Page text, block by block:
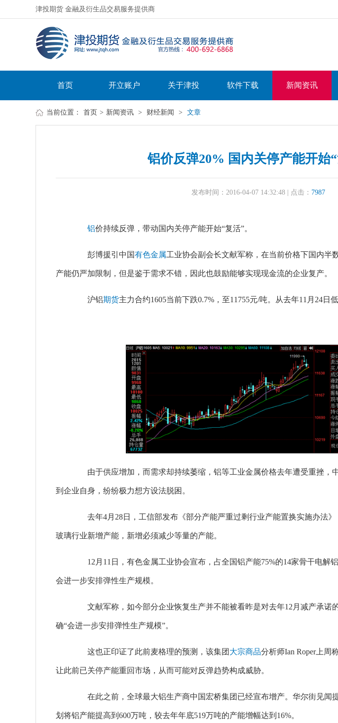
津投期货 金融及衍生品交易服务提供商
首页 开立账户 关于津投 软件下载 新闻资讯
当前位置： 首页 > 新闻资讯 > 财经新闻 > 文章
铝价反弹20% 国内关停产能开始
发布时间：2016-04-07 14:32:48 | 点击： 7987
铝价持续反弹，带动国内关停产能开始“复活”。
彭博援引中国有色金属工业协会副会长文献军称，在当前价格下国内半
产能仍严加限制，但是鉴于需求不错，因此也鼓励能够实现现金流的企业复产。
沪铝期货主力合约1605当前下跌0.7%，至11755元/吨。从去年11月24日
由于供应增加，而需求却持续萎缩，铝等工业金属价格去年遭受重挫，
到企业自身，纷纷极力想方设法脱困。
去年4月28日，工信部发布《部分产能严重过剩行业产能置换实施办法》
玻璃行业新增产能，新增必须减少等量的产能。
12月11日，有色金属工业协会宣布，占全国铝产能75%的14家骨干电解
会进一步安排弹性生产规模。
文献军称，如今部分企业恢复生产并不能被看昨是对去年12月减产承诺
确“会进一步安排弹性生产规模”。
这也正印证了此前麦格理的预测，该集团 大宗商品分析师Ian Roper上周
让此前已关停产能重回市场，从而可能对反弹趋势构成威胁。
在此之前，全球最大铝生产商中国宏桥集团已经宣布增产。华尔街见闻
划将铝产能提高到600万吨，较去年年底519万吨的产能增幅达到16%。